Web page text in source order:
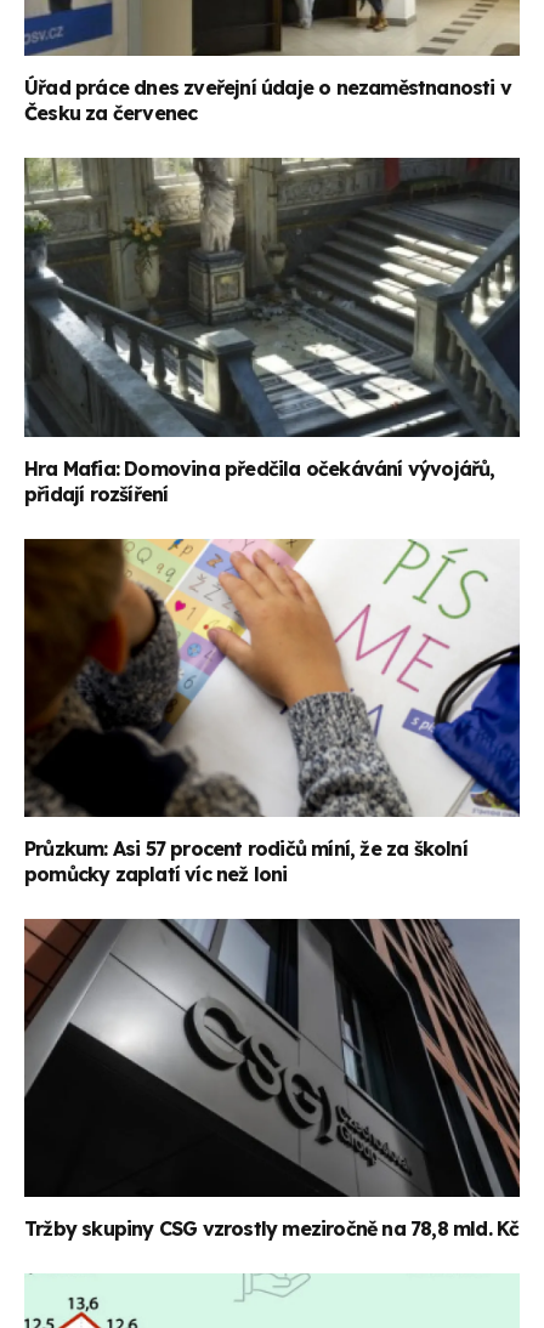
Úřad práce dnes zveřejní údaje o nezaměstnanosti v
Česku za červenec
Hra Mafia: Domovina předčila očekávání vývojářů,
přidají rozšíření
Průzkum: Asi 57 procent rodičů míní, že za školní
pomůcky zaplatí víc než loni
Tržby skupiny CSG vzrostly meziročně na 78,8 mld. Kč